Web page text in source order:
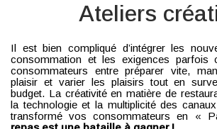
Ateliers
Il est bien compliqué d’intégrer les
consommation et les exigences parfois
consommateurs entre préparer vite,
plaisir et varier les plaisirs tout en
budget. La créativité en matière de
la technologie et la multiplicité des
transformé vos consommateurs en «